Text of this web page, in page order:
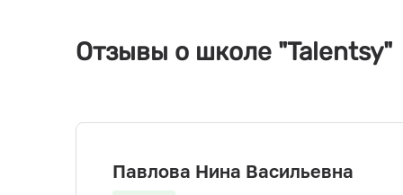
Отзывы о школе "Talentsy"
Павлова Нина Васильевна